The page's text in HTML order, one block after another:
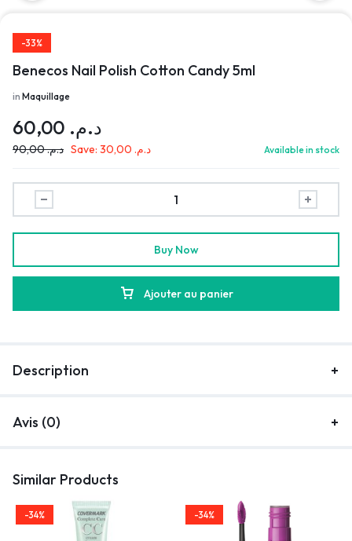
-33%
Benecos Nail Polish Cotton Candy 5ml
in Maquillage
د.م.
د.م.90,00 Save: د.م. Available in stock
Ajouter au panier
Buy Now
Description
Avis (0)
Similar Products
-34% -34%